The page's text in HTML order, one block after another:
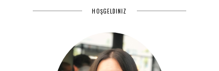
HOŞGELDINIZ